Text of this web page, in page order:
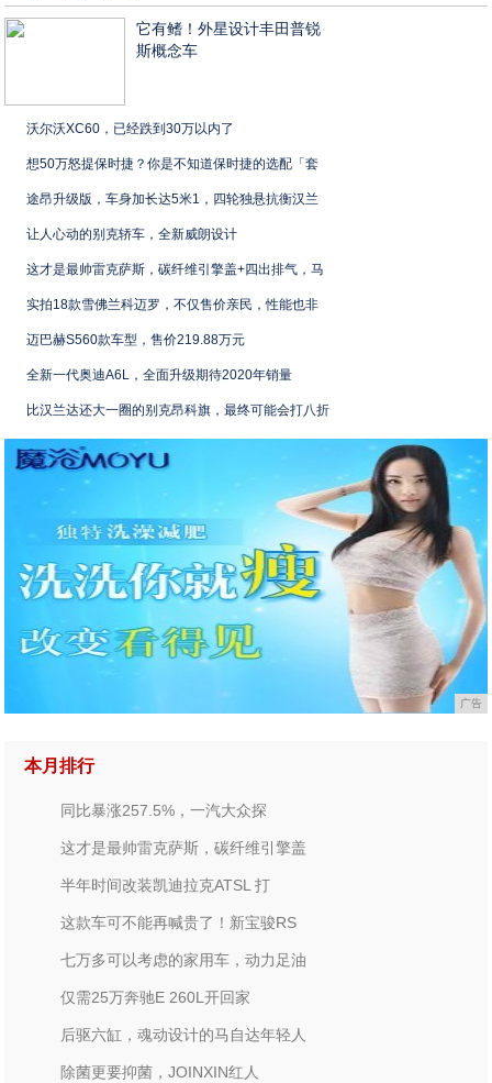
它有鳍！外星设计丰田普锐
斯概念车
沃尔沃XC60，已经跌到30万以内了
想50万怒提保时捷？你是不知道保时捷的选配「套
途昂升级版，车身加长达5米1，四轮独悬抗衡汉兰
让人心动的别克轿车，全新威朗设计
这才是最帅雷克萨斯，碳纤维引擎盖+四出排气，马
实拍18款雪佛兰科迈罗，不仅售价亲民，性能也非
迈巴赫S560款车型，售价219.88万元
全新一代奥迪A6L，全面升级期待2020年销量
比汉兰达还大一圈的别克昂科旗，最终可能会打八折
广告
本月排行
同比暴涨257.5%，一汽大众探
这才是最帅雷克萨斯，碳纤维引擎盖
半年时间改装凯迪拉克ATSL 打
这款车可不能再喊贵了！新宝骏RS
七万多可以考虑的家用车，动力足油
仅需25万奔驰E 260L开回家
后驱六缸，魂动设计的马自达年轻人
除菌更要抑菌，JOINXIN红人